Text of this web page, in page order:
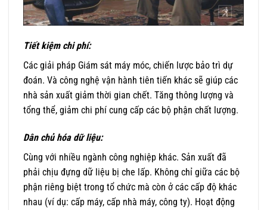
Tiết kiệm chi phí:
Các giải pháp Giám sát máy móc, chiến lược bảo trì dự
đoán. Và công nghệ vận hành tiên tiến khác sẽ giúp các
nhà sản xuất giảm thời gian chết. Tăng thông lượng và
tổng thể, giảm chi phí cung cấp các bộ phận chất lượng.
Dân chủ hóa dữ liệu:
Cùng với nhiều ngành công nghiệp khác. Sản xuất đã
phải chịu đựng dữ liệu bị che lấp. Không chỉ giữa các bộ
phận riêng biệt trong tổ chức mà còn ở các cấp độ khác
nhau (ví dụ: cấp máy, cấp nhà máy, công ty). Hoạt động